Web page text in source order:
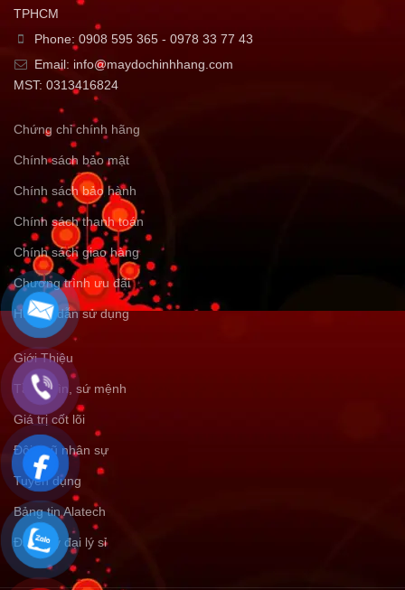
TPHCM
Phone: 0908 595 365 - 0978 33 77 43
Email: info@maydochinhhang.com
MST: 0313416824
Chứng chỉ chính hãng
Chính sách bảo mật
Chính sách bảo hành
Chính sách thanh toán
Chính sách giao hàng
Chương trình ưu đãi
Hướng dẫn sử dụng
Giới Thiệu
Tầm nhìn, sứ mệnh
Giá trị cốt lõi
Đội ngũ nhân sự
Tuyển dụng
Bảng tin Alatech
Đăng ký đại lý sỉ